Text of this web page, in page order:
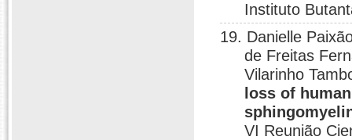
Instituto
19. Danielle
de Freitas
Vilarinho
loss of
VI Reunião